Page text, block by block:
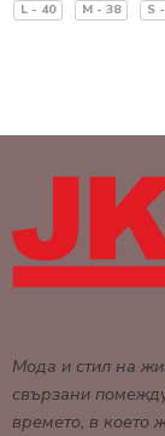
L - 40 M - 38 S
Мода и стил на
свързани
времето, в което